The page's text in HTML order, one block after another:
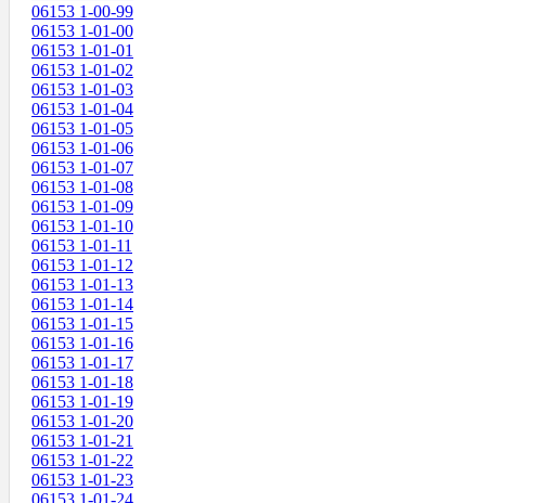
06153 1-00-99
06153 1-01-00
06153 1-01-01
06153 1-01-02
06153 1-01-03
06153 1-01-04
06153 1-01-05
06153 1-01-06
06153 1-01-07
06153 1-01-08
06153 1-01-09
06153 1-01-10
06153 1-01-11
06153 1-01-12
06153 1-01-13
06153 1-01-14
06153 1-01-15
06153 1-01-16
06153 1-01-17
06153 1-01-18
06153 1-01-19
06153 1-01-20
06153 1-01-21
06153 1-01-22
06153 1-01-23
06153 1-01-24